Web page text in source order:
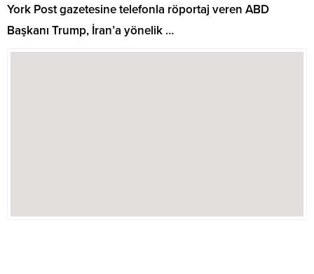
York Post gazetesine telefonla röportaj veren ABD
Başkanı Trump, İran’a yönelik …